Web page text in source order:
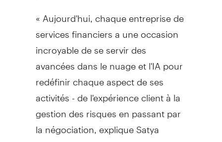
« Aujourd'hui, chaque entreprise de
services financiers a une occasion
incroyable de se servir des
avancées dans le nuage et l'IA pour
redéfinir chaque aspect de ses
activités - de l'expérience client à la
gestion des risques en passant par
la négociation, expliqueSatya